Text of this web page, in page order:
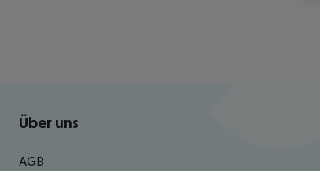
Footer navigation
Über uns
AGB